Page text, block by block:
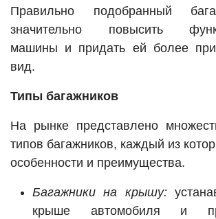
Правильно подобранный
значительно повысить
машины и придать ей более
вид.
Типы багажников
На рынке представлено
типов багажников, каждый из
особенности и преимущества.
Багажники на крышу:
крыше автомобиля и